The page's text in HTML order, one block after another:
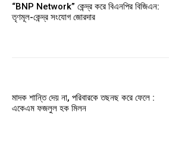
“BNP Network” কেন্দ্র করে বিএনপির বিজিএন:
তৃণমূল-কেন্দ্র সংযোগ জোরদার
মাদক শান্তি দেয় না, পরিবারকে তছনছ করে ফেলে :
একেএম ফজলুল হক মিলন